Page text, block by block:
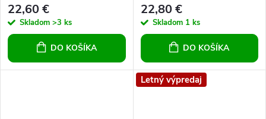
22,60 €
Skladom >3 ks
DO KOŠÍKA
22,80 €
Skladom 1 ks
DO KOŠÍKA
Letný výpredaj